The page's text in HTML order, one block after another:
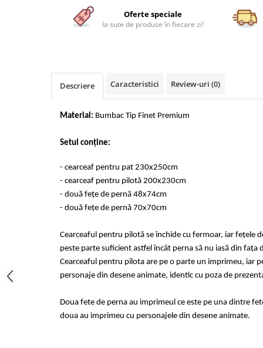
Cearceaf cu elastic 4 piese
Cearceaf normal 6 piese
Cearceaf normal
Lenjerii Pufoase Fluffy/ Rabbit
Bumbac 100%
Lenjerii Satin Premium
Lenjerii Jacquard
Lenjerii Matase
Lenjerii pentru PASTE
Set Lenjerie + Draperii Pat Dublu
Huse De Pat Tricotate 160x200cm
Huse De Pat Tricotate 180x200cm
Huse Impermeabile 180x200cm
Oferte speciale
la sute de produse în fiecare zi!
Descriere Caracteristici Review-uri (0)
Material: Bumbac Tip Finet Premium
Setul conține:
- cearceaf pentru pat 230x250cm
- cearceaf pentru pilotă 200x230cm
- două fețe de pernă 48x74cm
- două fețe de pernă 70x70cm
Cearceaful pentru pilotă se închide cu fermoar, iar fețele
peste parte suficient astfel încât perna să nu iasă din fața
Cearceaful pentru pilota are pe o parte un imprimeu, iar
personaje din desene animate, identic cu poza de
Doua fete de perna au imprimeul ce este pe una dintre
doua au imprimeu cu personajele din desene animate.